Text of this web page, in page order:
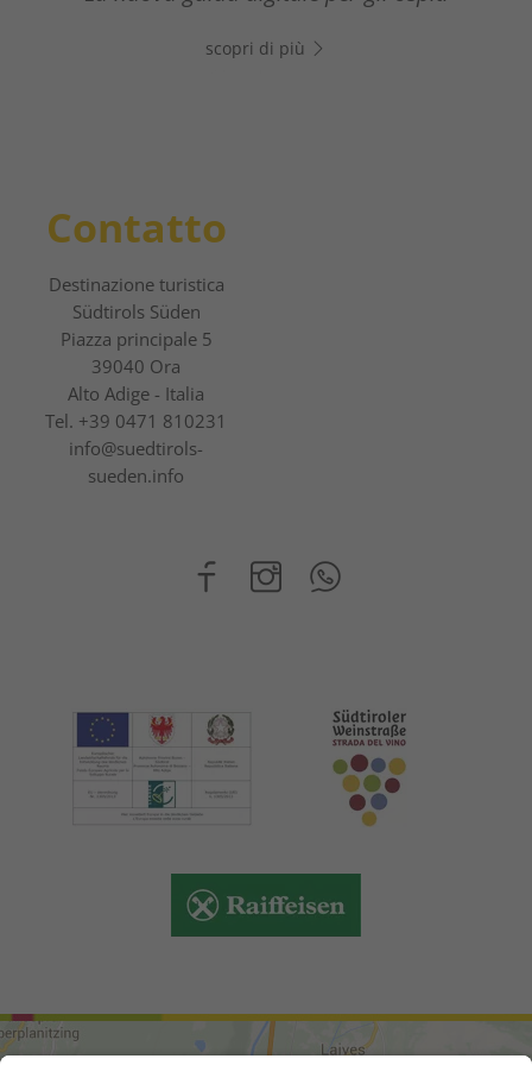
inizia subito a chattare!
scopri di più
Contatto
Destinazione turistica
Südtirols Süden
Piazza principale 5
39040 Ora
Alto Adige - Italia
Tel. +39 0471 810231
info@suedtirols-
sueden.info